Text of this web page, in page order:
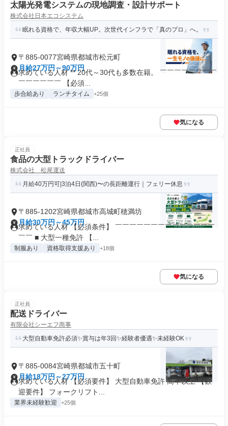
太陽光発電システムの現地調査・設計サポート
株式会社日本エコシステム
眠れる資格で、年収大幅UP。次世代インフラで「真のプロ」へ。
〒885-0077宮崎県都城市松元町
月給27万円～90万円
求めている人材 ** 20代～30代も多数在籍。 ￣￣￣￣￣￣￣￣
￣￣￣￣￣￣ 【必須...
歩合給あり ランチタイム +25個
気になる
正社員
食品の大型トラックドライバー
株式会社 松尾運送
月給40万円可|3泊4日(関西)〜の長距離運行｜フェリー休息
〒885-1202宮崎県都城市高城町穂満坊
月給30万円～45万円
求めている人材 【必須条件】 ￣￣￣￣￣￣￣￣￣￣￣￣￣￣
￣￣ ■ 大型一種免許 【...
制服あり 資格取得支援あり +18個
気になる
正社員
配送ドライバー
有限会社シーエフ商事
大型自動車免許必須✨賞与は年3回✨経験者優遇✨未経験OK
〒885-0084宮崎県都城市五十町
月給18万円～27万円
求めている人材 【必須要件】 大型自動車免許 高卒以上 【歓
迎要件】 フォークリフト...
業界未経験歓迎 +25個